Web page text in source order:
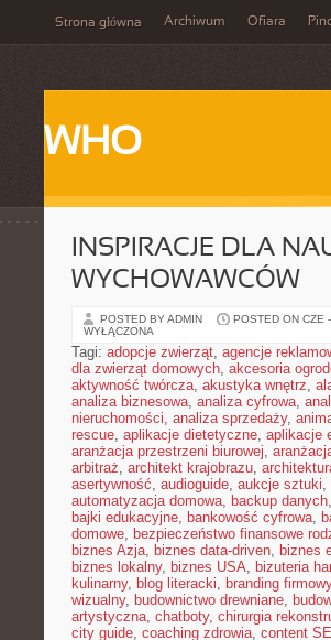
Strona główna Archiwum Ofiara
WHO
INSPIRACJE DLA
WYCHOWAWCÓW
POSTED BY ADMIN POSTED ON CZE
WYŁĄCZONA
Tagi: adopcje zwierząt, agencje
dla zwierząt domowych, akcesoria
aktywność twórcza, akustyka wnętrz,
analiza biznesowa, analiza cyfrowa,
nieruchomości, analiza sprzedaży,
rescue, aplikacje dietetyczne, aplikacje
aranżacja przestrzeni biurowej,
arbitraż, architekt krajobrazu,
asertywność, audioguide, aukcje sztuki,
automatyzacja domowa, backup danych,
bajki edukacyjne, bankowość cyfrowa,
domowe, bezpieczeństwo finansowe
biznes Azja, biznes data-driven, biznes
biznes lokalny, biznes USA, bizuteria
kulinarny, blog literacki, branding firmowy
wizualny, budownictwo drewniane,
artystyczna, chatboty, chirurgia
city guide, coaching zdrowia, content